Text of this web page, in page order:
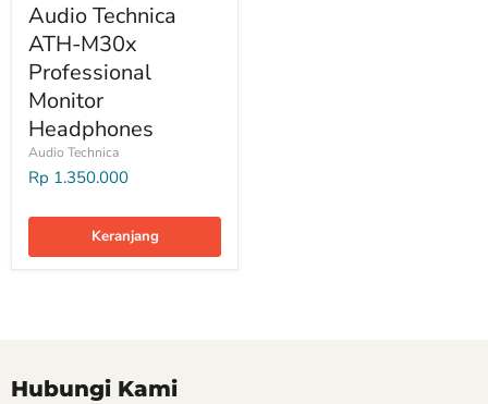
Audio Technica
ATH-M30x
Professional
Monitor
Headphones
Audio Technica
Rp 1.350.000
Keranjang
Hubungi Kami